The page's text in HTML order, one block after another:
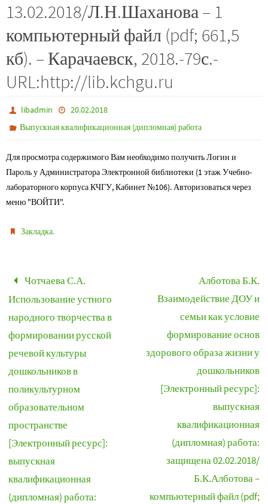
13.02.2018/Л.Н.Шаханова – 1
компьютерный файл (pdf; 661,5
кб). – Карачаевск, 2018.-79с.-
URL:http://lib.kchgu.ru
libadmin
20.02.2018
Выпускная квалификационная (дипломная) работа
Для просмотра содержимого Вам необходимо получить Логин и
Пароль у Администратора Электронной библиотеки (1 этаж Учебно-
лабораторного корпуса КЧГУ, Кабинет №106). Авторизоваться через
меню "ВОЙТИ".
Закладка.
Чотчаева С.А.
Использование устного
народного творчества в
формировании русской
речевой культуры
дошкольников в
поликультурном
образовательном
пространстве
[Электронный ресурс]:
выпускная
квалификационная
(дипломная) работа:
Алботова Б.К.
Взаимодействие ДОУ и
семьи как условие
формирование основ
здорового образа жизни у
дошкольников
[Электронный ресурс]:
выпускная
квалификационная
(дипломная) работа:
защищена 02.02.2018/
Б.К.Алботова –
компьютерный файл (pdf;